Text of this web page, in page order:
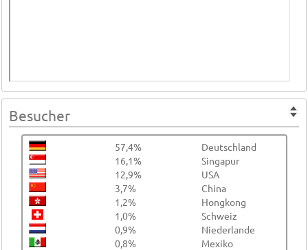
Besucher
57,4%
Deutschland
16,1%
Singapur
12,9%
USA
3,7%
China
1,2%
Hongkong
1,0%
Schweiz
0,9%
Niederlande
0,8%
Mexiko